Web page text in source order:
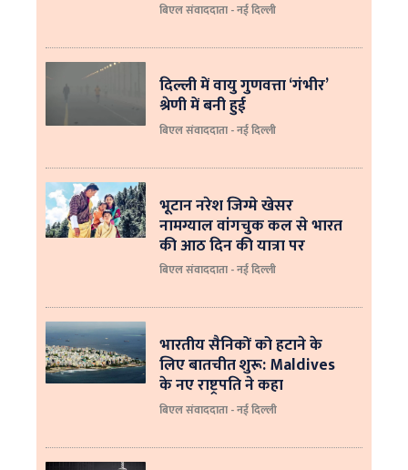
बिएल संवाददाता - नई दिल्ली
दिल्ली में वायु गुणवत्ता ‘गंभीर’
श्रेणी में बनी हुई
बिएल संवाददाता - नई दिल्ली
भूटान नरेश जिग्मे खेसर
नामग्याल वांगचुक कल से भारत
की आठ दिन की यात्रा पर
बिएल संवाददाता - नई दिल्ली
भारतीय सैनिकों को हटाने के
लिए बातचीत शुरू: Maldives
के नए राष्ट्रपति ने कहा
बिएल संवाददाता - नई दिल्‍ली